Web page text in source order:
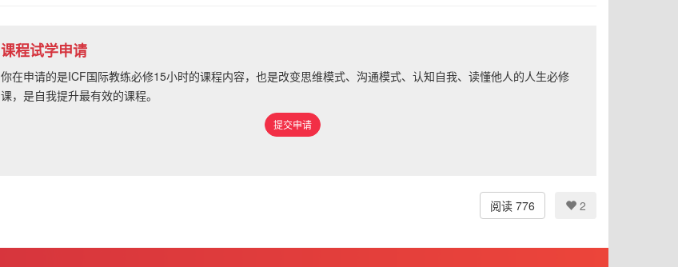
课程试学申请
你在申请的是ICF国际教练必修15小时的课程内容，也是改变思维模式、沟通模式、认知自我、读懂他人的人生必修
课，是自我提升最有效的课程。
提交申请
阅读 776 2